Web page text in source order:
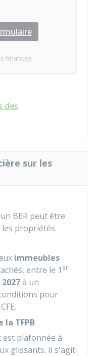
finances
des
sur les
BER peut être
propriétés
immeubles
entre le 1 er
à un
pour
TFPB
plafonnée à
glissants. Il s'agit